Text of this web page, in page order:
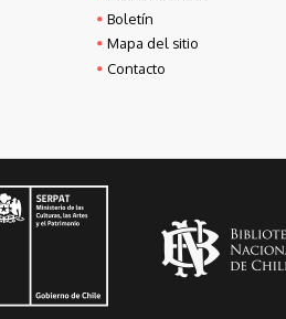
Boletín
Mapa del sitio
Contacto